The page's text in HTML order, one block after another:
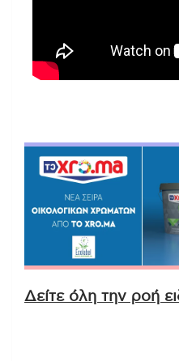
Δείτε όλη την ροή